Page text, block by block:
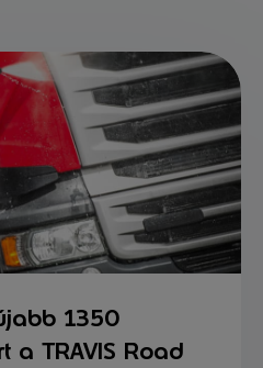
1350
a TRAVIS Road